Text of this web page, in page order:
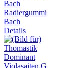
Radiergummi
Bach
Details